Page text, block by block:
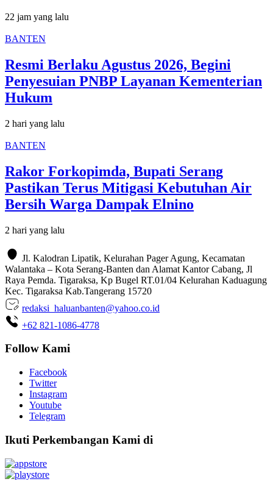
22 jam yang lalu
BANTEN
Resmi Berlaku Agustus 2026, Begini
Penyesuian PNBP Layanan Kementerian
Hukum
2 hari yang lalu
BANTEN
Rakor Forkopimda, Bupati Serang
Pastikan Terus Mitigasi Kebutuhan Air
Bersih Warga Dampak Elnino
2 hari yang lalu
Jl. Kalodran Lipatik, Kelurahan Pager Agung, Kecamatan
Walantaka – Kota Serang-Banten dan Alamat Kantor Cabang, Jl
Raya Pemda. Tigaraksa, Kp Bugel RT.01/04 Kelurahan Kaduagung
Kec. Tigaraksa Kab.Tangerang 15720
redaksi_haluanbanten@yahoo.co.id
+62 821-1086-4778
Follow Kami
Facebook
Twitter
Instagram
Youtube
Telegram
Ikuti Perkembangan Kami di